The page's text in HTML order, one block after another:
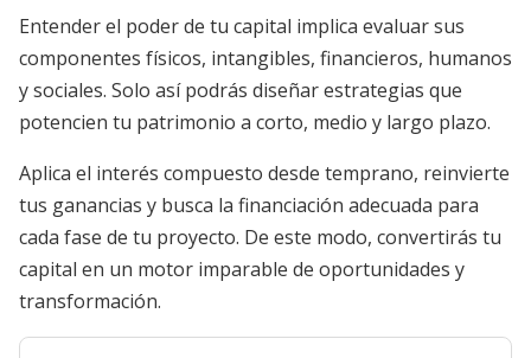
Entender el poder de tu capital implica evaluar sus
componentes físicos, intangibles, financieros, humanos
y sociales. Solo así podrás diseñar estrategias que
potencien tu patrimonio a corto, medio y largo plazo.
Aplica el interés compuesto desde temprano, reinvierte
tus ganancias y busca la financiación adecuada para
cada fase de tu proyecto. De este modo, convertirás tu
capital en un motor imparable de oportunidades y
transformación.